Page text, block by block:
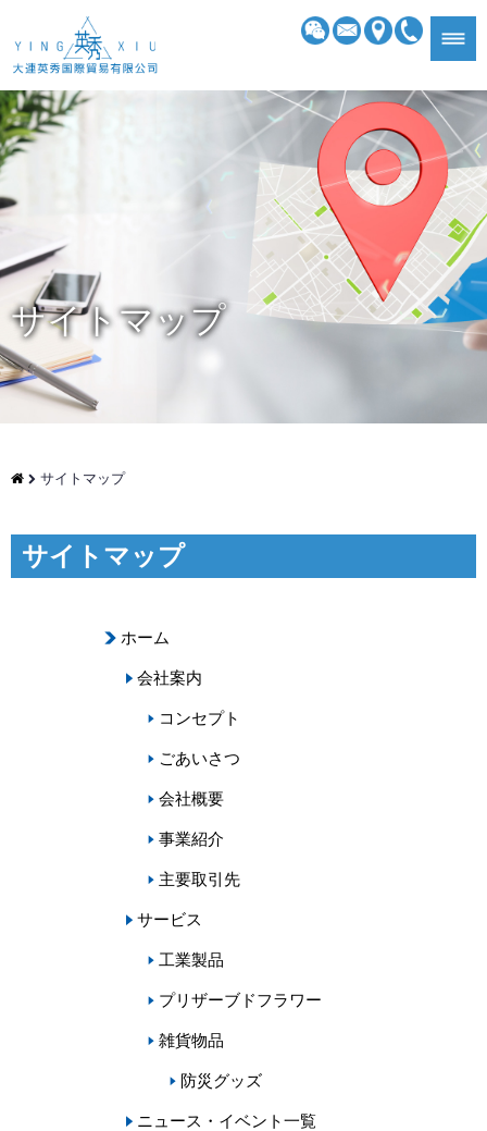
サイトマップ
サイトマップ
サイトマップ
ホーム
会社案内
コンセプト
ごあいさつ
会社概要
事業紹介
主要取引先
サービス
工業製品
プリザーブドフラワー
雑貨物品
防災グッズ
ニュース・イベント一覧